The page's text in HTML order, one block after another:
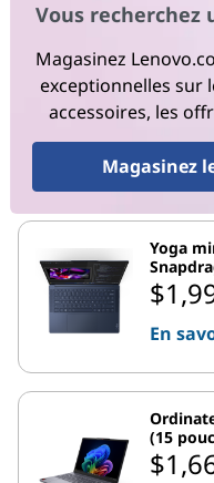
Vous recherchez
Magasinez
exceptionnelles sur
accessoires, les
Magasinez
Yoga
En
(15